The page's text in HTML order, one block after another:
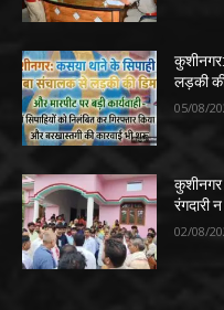
लड़की की
05/08/
कुशीनगर
रंगदारी
02/08/